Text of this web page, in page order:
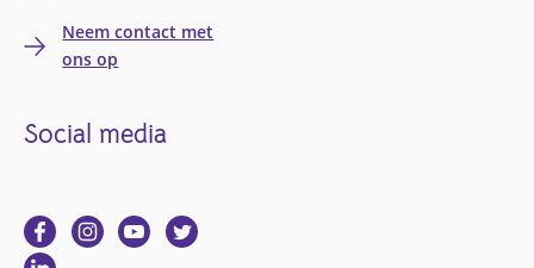
Neem contact met
ons op
Social media
Ga
naar
Ga
Ga
Ga